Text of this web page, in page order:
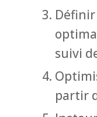
suivi
partir